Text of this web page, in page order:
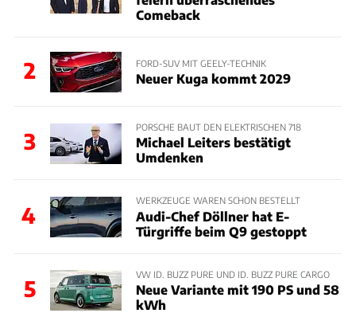
Comeback
2 FORD-SUV MIT GEELY-TECHNIK
Neuer Kuga kommt 2029
3
PORSCHE BAUT DEN ELEKTRISCHEN 718
Michael Leiters bestätigt
Umdenken
4
WERKZEUGE WAREN SCHON BESTELLT
Audi-Chef Döllner hat E-
Türgriffe beim Q9 gestoppt
5
VW ID. BUZZ PURE UND ID. BUZZ PURE CARGO
Neue Variante mit 190 PS und 58
kWh